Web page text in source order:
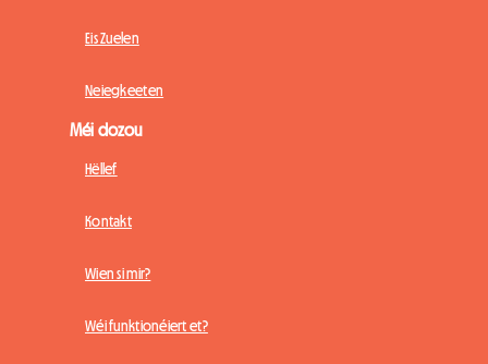
Eis Zuelen
Neiegkeeten
Méi dozou
Hëllef
Kontakt
Wien si mir?
Wéi funktionéiert et?